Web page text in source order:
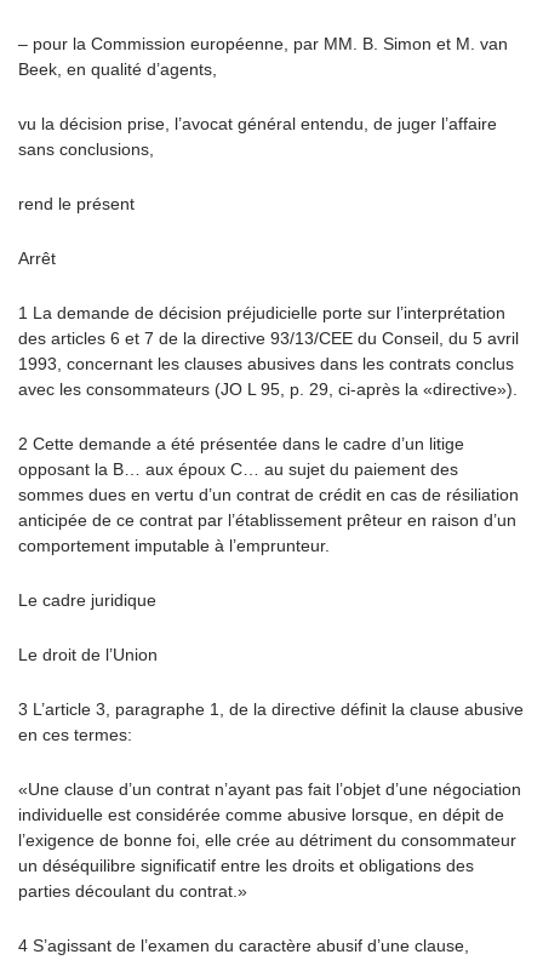
– pour la Commission européenne, par MM. B. Simon et M. van
Beek, en qualité d’agents,
vu la décision prise, l’avocat général entendu, de juger l’affaire
sans conclusions,
rend le présent
Arrêt
1 La demande de décision préjudicielle porte sur l’interprétation
des articles 6 et 7 de la directive 93/13/CEE du Conseil, du 5 avril
1993, concernant les clauses abusives dans les contrats conclus
avec les consommateurs (JO L 95, p. 29, ci-après la «directive»).
2 Cette demande a été présentée dans le cadre d’un litige
opposant la B… aux époux C… au sujet du paiement des
sommes dues en vertu d’un contrat de crédit en cas de résiliation
anticipée de ce contrat par l’établissement prêteur en raison d’un
comportement imputable à l’emprunteur.
Le cadre juridique
Le droit de l’Union
3 L’article 3, paragraphe 1, de la directive définit la clause abusive
en ces termes:
«Une clause d’un contrat n’ayant pas fait l’objet d’une négociation
individuelle est considérée comme abusive lorsque, en dépit de
l’exigence de bonne foi, elle crée au détriment du consommateur
un déséquilibre significatif entre les droits et obligations des
parties découlant du contrat.»
4 S’agissant de l’examen du caractère abusif d’une clause,